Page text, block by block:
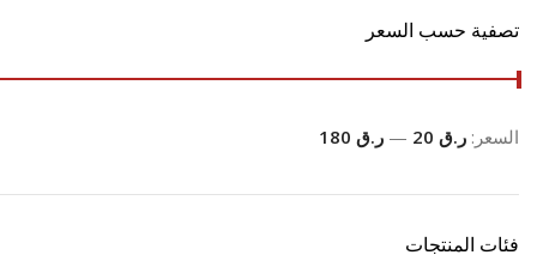
تصفية حسب السعر
السعر: ر.ق 20 — ر.ق 180
فئات المنتجات